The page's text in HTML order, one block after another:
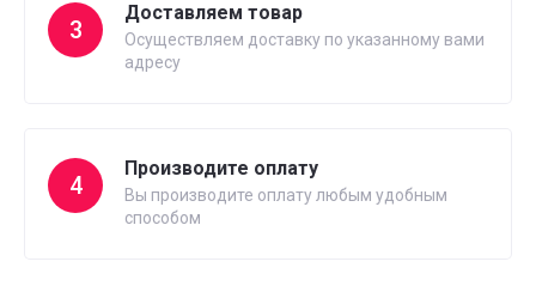
3
Доставляем товар
Осуществляем доставку по указанному вами
адресу
4
Производите оплату
Вы производите оплату любым удобным
способом